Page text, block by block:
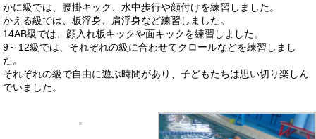
かに級では、腰掛キック、水中歩行や顔付けを練習しました。
かえる級では、板浮身、肩浮身など練習しました。
14AB級では、顔入れ板キックや面キックを練習しました。
9～12級では、それぞれの級に合わせてクロールなどを練習しまし
た。
それぞれの級で自由に遊ぶ時間があり、子どもたちは思い切り楽しん
でいました。